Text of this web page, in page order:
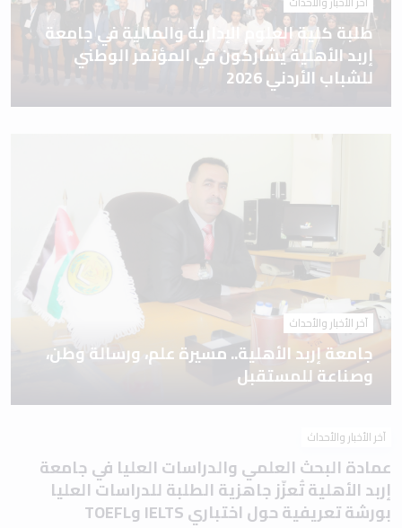
طلبة كلية العلوم الإدارية والمالية في جامعة
إربد الأهلية يشاركون في المؤتمر الوطني
للشباب الأردني 2026
آخر الأخبار والأحداث
جامعة إربد الأهلية.. مسيرة علم، ورسالة وطن،
وصناعة للمستقبل
آخر الأخبار والأحداث
عمادة البحث العلمي والدراسات العليا في جامعة
إربد الأهلية تُعزّز جاهزية الطلبة للدراسات العليا
بورشة تعريفية حول اختباري IELTS وTOEFL